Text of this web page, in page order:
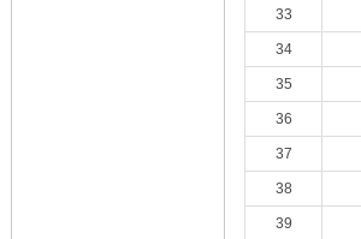
33
34
35
36
37
38
39